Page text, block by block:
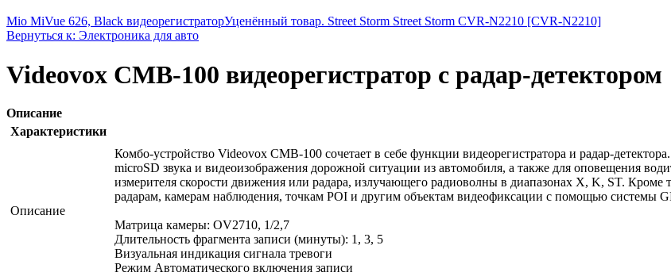
Mio MiVue 626, Black видеорегистраторУценённый товар. Street Storm Street Storm CVR-N2210 [CVR-N2210]
Вернуться к: Электроника для авто
Videovox CMB-100 видеорегистратор с радар-детектором
Описание
Характеристики
Описание
Комбо-устройство Videovox CMB-100 сочетает в себе функции видеорегистратора и радар-
microSD звука и видеоизображения дорожной ситуации из автомобиля, а также для оповещения
измерителя скорости движения или радара, излучающего радиоволны в диапазонах X, K, ST.
радарам, камерам наблюдения, точкам POI и другим объектам видеофиксации с помощью системы
Матрица камеры: OV2710, 1/2,7
Длительность фрагмента записи (минуты): 1, 3, 5
Визуальная индикация сигнала тревоги
Режим Автоматического включения записи